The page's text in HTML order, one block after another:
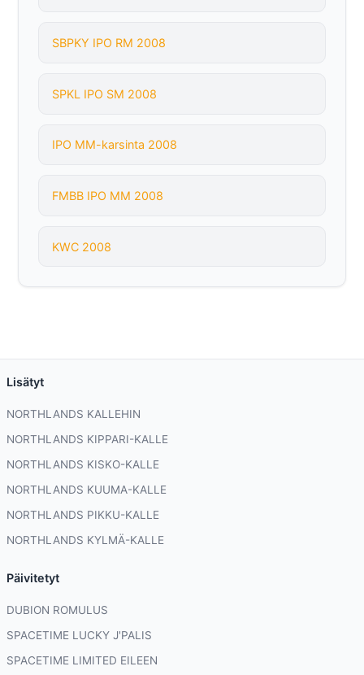
SBPKY IPO RM 2008
SPKL IPO SM 2008
IPO MM-karsinta 2008
FMBB IPO MM 2008
KWC 2008
Lisätyt
NORTHLANDS KALLEHIN
NORTHLANDS KIPPARI-KALLE
NORTHLANDS KISKO-KALLE
NORTHLANDS KUUMA-KALLE
NORTHLANDS PIKKU-KALLE
NORTHLANDS KYLMÄ-KALLE
Päivitetyt
DUBION ROMULUS
SPACETIME LUCKY J'PALIS
SPACETIME LIMITED EILEEN